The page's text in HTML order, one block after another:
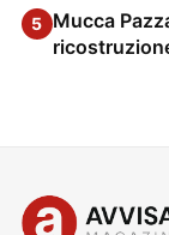
5 Mucca